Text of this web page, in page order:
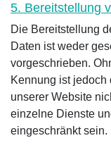
5. Bereitstellung
Die Bereitstellung
Daten ist weder
vorgeschrieben.
Kennung ist
unserer Website
einzelne Dienste
eingeschränkt sein.